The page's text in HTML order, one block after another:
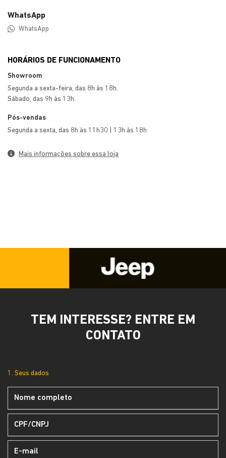
WhatsApp
WhatsApp
HORÁRIOS DE FUNCIONAMENTO
Showroom
Segunda a sexta-feira, das 8h às 18h.
Sábado, das 9h às 13h.
Pós-vendas
Segunda a sexta, das 8h às 11h30 | 13h às 18h
Mais informações sobre essa loja
TEM INTERESSE? ENTRE EM
CONTATO
1. Seus dados